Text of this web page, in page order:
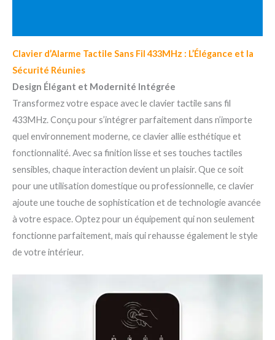
Clavier d’Alarme Tactile Sans Fil 433MHz : L’Élégance et la
Sécurité Réunies
Design Élégant et Modernité Intégrée
Transformez votre espace avec le clavier tactile sans fil
433MHz. Conçu pour s’intégrer parfaitement dans n’importe
quel environnement moderne, ce clavier allie esthétique et
fonctionnalité. Avec sa finition lisse et ses touches tactiles
sensibles, chaque interaction devient un plaisir. Que ce soit
pour une utilisation domestique ou professionnelle, ce clavier
ajoute une touche de sophistication et de technologie avancée
à votre espace. Optez pour un équipement qui non seulement
fonctionne parfaitement, mais qui rehausse également le style
de votre intérieur.